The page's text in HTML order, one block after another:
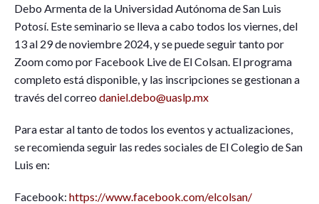
Debo Armenta de la Universidad Autónoma de San Luis
Potosí. Este seminario se lleva a cabo todos los viernes, del
13 al 29 de noviembre 2024, y se puede seguir tanto por
Zoom como por Facebook Live de El Colsan. El programa
completo está disponible, y las inscripciones se gestionan a
través del correo daniel.debo@uaslp.mx
Para estar al tanto de todos los eventos y actualizaciones,
se recomienda seguir las redes sociales de El Colegio de San
Luis en:
Facebook: https://www.facebook.com/elcolsan/